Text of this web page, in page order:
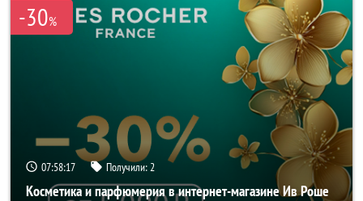
-30%
07:58:16 Получили:2
Косметика и парфюмерия в интернет-магазине Ив Роше